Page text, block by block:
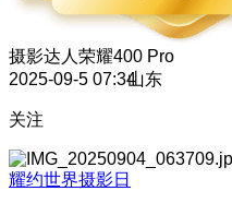
摄影达人 荣耀400 Pro
2025-09-5 07:34山东
关注
耀约世界摄影日